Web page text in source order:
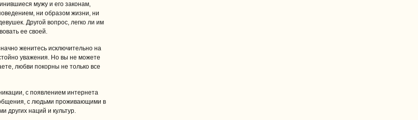
мужу и его законам,
ни образом жизни, ни
Другой вопрос, легко ли им
ее своей.
женитесь исключительно на
уважения. Но вы не можете
любви покорны не только все
с появлением интернета
с людьми проживающими в
других наций и культур.